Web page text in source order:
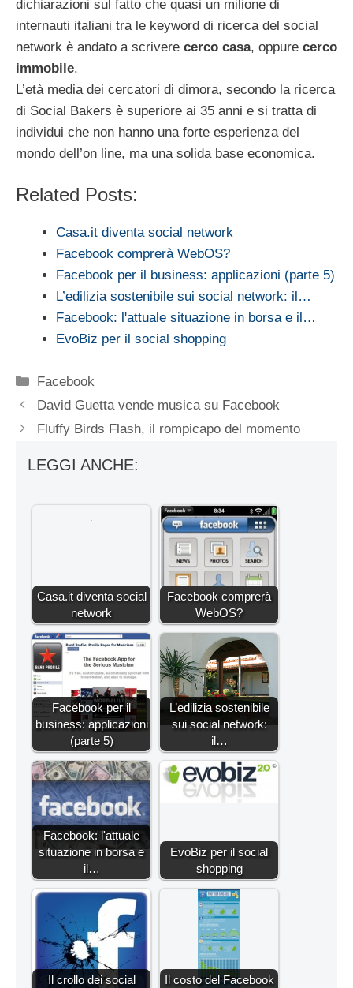
dichiarazioni sul fatto che quasi un milione di
internauti italiani tra le keyword di ricerca del social
network è andato a scrivere cerco casa, oppure cerco
immobile.
L’età media dei cercatori di dimora, secondo la ricerca
di Social Bakers è superiore ai 35 anni e si tratta di
individui che non hanno una forte esperienza del
mondo dell’on line, ma una solida base economica.
Related Posts:
Casa.it diventa social network
Facebook comprerà WebOS?
Facebook per il business: applicazioni (parte 5)
L’edilizia sostenibile sui social network: il…
Facebook: l'attuale situazione in borsa e il…
EvoBiz per il social shopping
Categorie
Facebook
David Guetta vende musica su Facebook
Fluffy Birds Flash, il rompicapo del momento
LEGGI ANCHE:
Casa.it diventa social
network
Facebook comprerà
WebOS?
Facebook per il
business: applicazioni
(parte 5)
L’edilizia sostenibile
sui social network:
il…
Facebook: l'attuale
situazione in borsa e
il…
EvoBiz per il social
shopping
Il crollo dei social
Il costo del Facebook